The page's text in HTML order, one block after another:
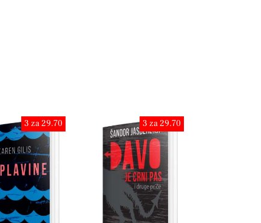
3 za 29.70 3 za 29.70